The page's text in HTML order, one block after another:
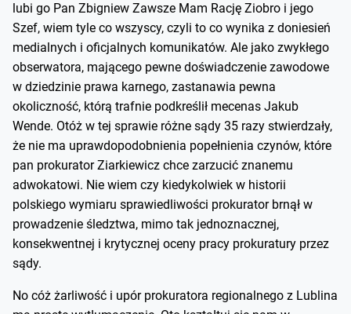
lubi go Pan Zbigniew Zawsze Mam Rację Ziobro i jego
Szef, wiem tyle co wszyscy, czyli to co wynika z doniesień
medialnych i oficjalnych komunikatów. Ale jako zwykłego
obserwatora, mającego pewne doświadczenie zawodowe
w dziedzinie prawa karnego, zastanawia pewna
okoliczność, którą trafnie podkreślił mecenas Jakub
Wende. Otóż w tej sprawie różne sądy 35 razy stwierdzały,
że nie ma uprawdopodobnienia popełnienia czynów, które
pan prokurator Ziarkiewicz chce zarzucić znanemu
adwokatowi. Nie wiem czy kiedykolwiek w historii
polskiego wymiaru sprawiedliwości prokurator brnął w
prowadzenie śledztwa, mimo tak jednoznacznej,
konsekwentnej i krytycznej oceny pracy prokuratury przez
sądy.
No cóż żarliwość i upór prokuratora regionalnego z Lublina